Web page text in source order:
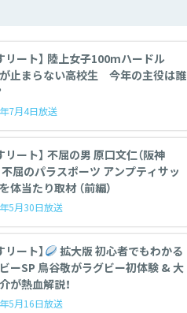
リート】 陸上女子100mハードル
止まらない高校生 今年の主役は誰
7月4日放送
ト】 不屈の男 原口文仁（阪神
のパラスポーツ アンプティサッ
体当たり取材 （前編）
5月30日放送
リート】
拡大版 初心者でもわかる
がラグビー初体験 & 大
が熱血解説！
5月16日放送